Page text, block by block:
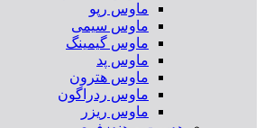
ماوس رپو
ماوس سیمی
ماوس گیمینگ
ماوس پد
ماوس هترون
ماوس ردراگون
ماوس ریزر